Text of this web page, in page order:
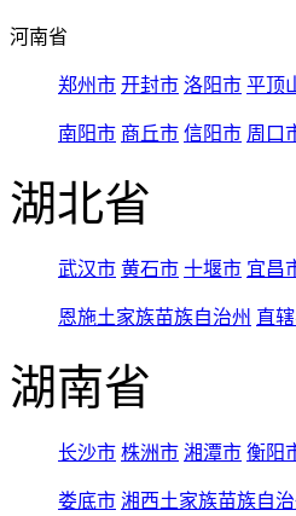
河南省
郑州市 开封市 洛阳市 平顶
南阳市 商丘市 信阳市 周口
湖北省
武汉市 黄石市 十堰市 宜昌
恩施土家族苗族自治州 直
湖南省
长沙市 株洲市 湘潭市 衡阳
娄底市 湘西土家族苗族自治